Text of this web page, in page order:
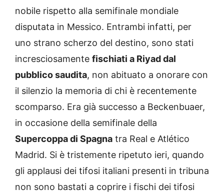
nobile rispetto alla semifinale mondiale
disputata in Messico. Entrambi infatti, per
uno strano scherzo del destino, sono stati
incresciosamente fischiati a Riyad dal
pubblico saudita, non abituato a onorare con
il silenzio la memoria di chi è recentemente
scomparso. Era già successo a Beckenbuaer,
in occasione della semifinale della
Supercoppa di Spagna tra Real e Atlético
Madrid. Si è tristemente ripetuto ieri, quando
gli applausi dei tifosi italiani presenti in tribuna
non sono bastati a coprire i fischi dei tifosi